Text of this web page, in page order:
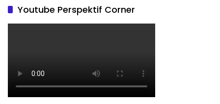
Youtube Perspektif Corner